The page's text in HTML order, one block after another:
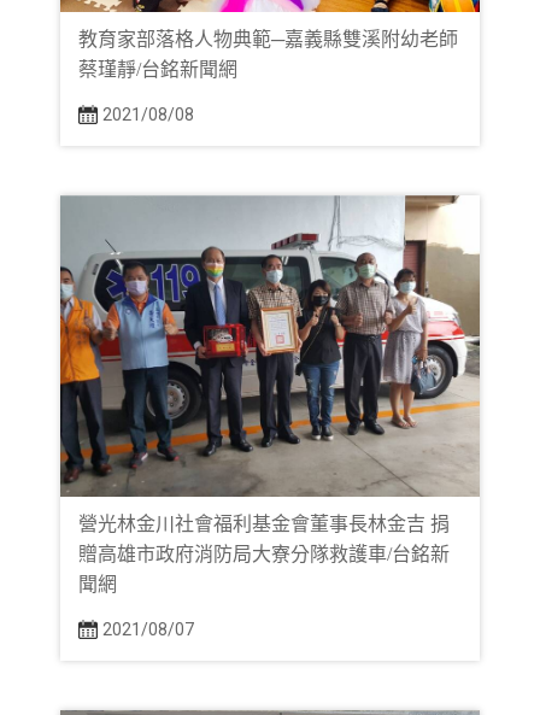
教育家部落格人物典範─嘉義縣雙溪附幼老師
蔡瑾靜/台銘新聞網
2021/08/08
營光林金川社會福利基金會董事長林金吉 捐
贈高雄市政府消防局大寮分隊救護車/台銘新
聞網
2021/08/07